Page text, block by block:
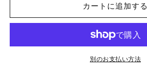
桜
び
桜
び
カートに追加する
別のお支払い方法